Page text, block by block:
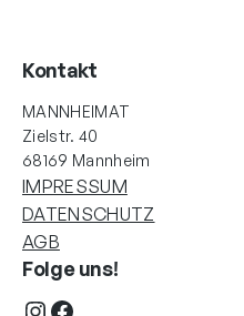
Kontakt
MANNHEIMAT
Zielstr. 40
68169 Mannheim
IMPRESSUM
DATENSCHUTZ
AGB
Folge uns!